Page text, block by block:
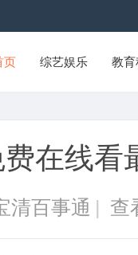
页 综艺娱乐 教
在线看
清百事通 | 查